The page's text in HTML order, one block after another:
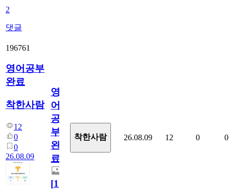
2
댓글
196761
영어공부
완료
착한사람
12
0
0
26.08.09
영
어
공
부
완
료
[1]
착한사람 26.08.09 12 0 0